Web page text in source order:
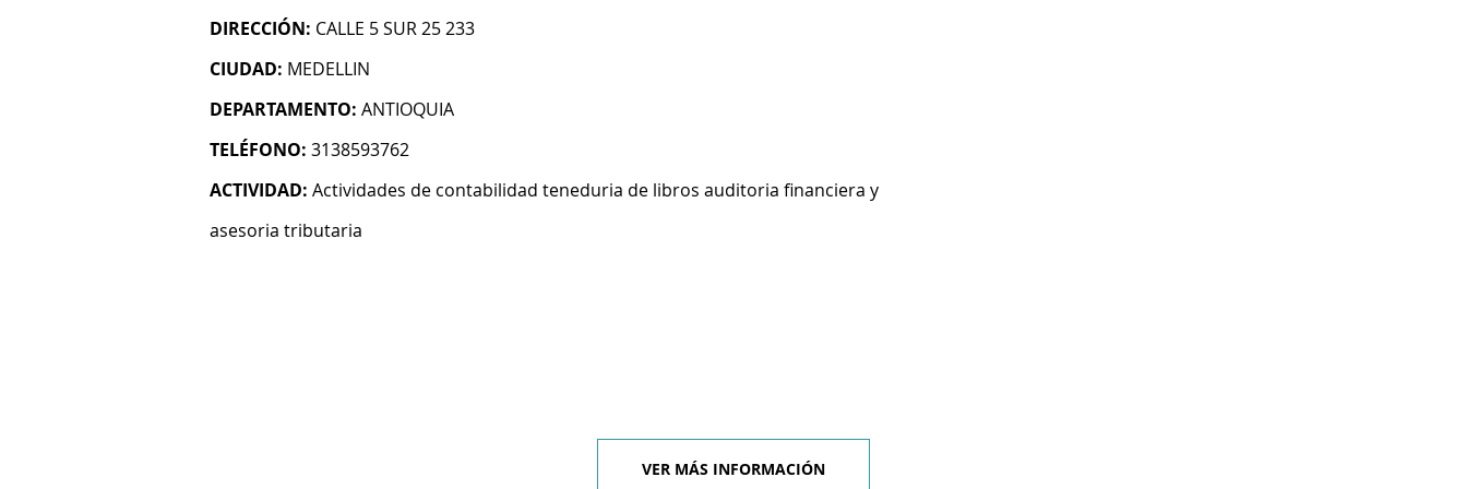
DIRECCIÓN: CALLE 5 SUR 25 233
CIUDAD: MEDELLIN
DEPARTAMENTO: ANTIOQUIA
TELÉFONO: 3138593762
ACTIVIDAD: Actividades de contabilidad teneduria de libros auditoria financiera y
asesoria tributaria
VER MÁS INFORMACIÓN